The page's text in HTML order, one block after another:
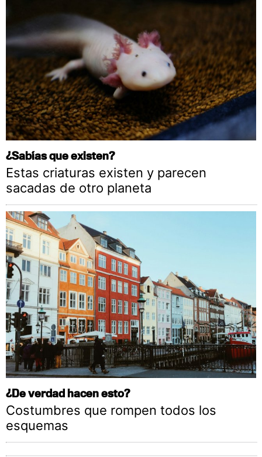
¿Sabías que existen?
Estas criaturas existen y parecen
sacadas de otro planeta
¿De verdad hacen esto?
Costumbres que rompen todos los
esquemas